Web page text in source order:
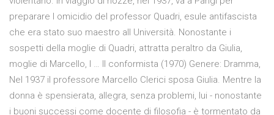
preparare l omicidio del professor Quadri, esule antifascista
che era stato suo maestro all Università. Nonostante i
sospetti della moglie di Quadri, attratta peraltro da Giulia,
moglie di Marcello, l … Il conformista (1970) Genere: Dramma,
Nel 1937 il professore Marcello Clerici sposa Giulia. Mentre la
donna è spensierata, allegra, senza problemi, lui - nonostante
i buoni successi come docente di filosofia - è tormentato da